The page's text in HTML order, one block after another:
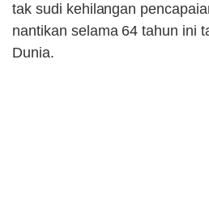
tak sudi kehilangan
nantikan selama 64 tahun ini
Dunia.